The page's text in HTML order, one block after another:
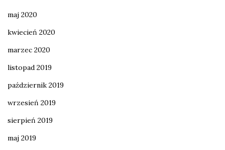
maj 2020
kwiecień 2020
marzec 2020
listopad 2019
październik 2019
wrzesień 2019
sierpień 2019
maj 2019